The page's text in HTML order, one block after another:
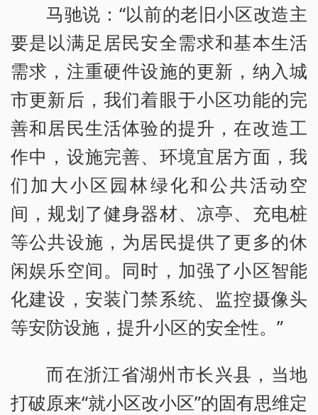
马驰说：“以前的老旧小区改造主
要是以满足居民安全需求和基本生活
需求，注重硬件设施的更新，纳入城
市更新后，我们着眼于小区功能的完
善和居民生活体验的提升，在改造工
作中，设施完善、环境宜居方面，我
们加大小区园林绿化和公共活动空
间，规划了健身器材、凉亭、充电桩
等公共设施，为居民提供了更多的休
闲娱乐空间。同时，加强了小区智能
化建设，安装门禁系统、监控摄像头
等安防设施，提升小区的安全性。”
而在浙江省湖州市长兴县，当地
打破原来“就小区改小区”的固有思维定